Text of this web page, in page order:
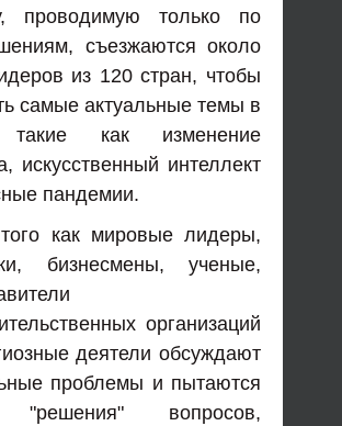
проводимую только по
съезжаются около
из 120 стран, чтобы
самые актуальные темы в
как изменение
искусственный интеллект
пандемии.
как мировые лидеры,
бизнесмены, ученые,
организаций
деятели обсуждают
проблемы и пытаются
"решения" вопросов,